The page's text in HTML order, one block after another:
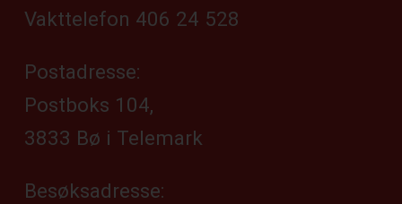
Vakttelefon 406 24 528
Postadresse:
Postboks 104,
3833 Bø i Telemark
Besøksadresse: